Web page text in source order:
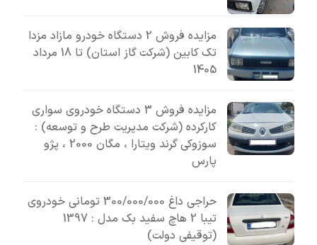
مزایده فروش 2 دستگاه خودرو مازاد مزدا
تک کابین (شرکت گاز استان) تا 18 مرداد
1405
مزایده فروش 3 دستگاه خودروی سواری
کارکرده (شرکت مدیریت طرح و توسعه) :
سوزوکی گرند ویتارا ، مگان 2000 ، پژو
پارس
حراجی داغ 300/000/000 تومانی خودروی
تیبا 2 هاچ سفید بک مدل : 1397
(توقیفی دولت)